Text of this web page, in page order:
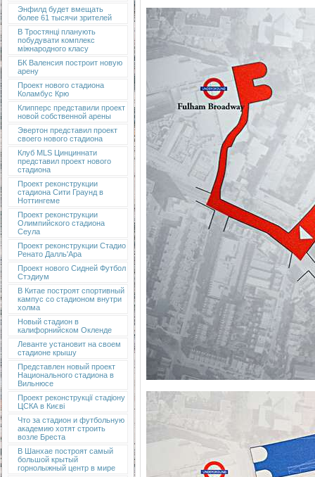
Энфилд будет вмещать
более 61 тысячи зрителей
В Тростянці планують
побудувати комплекс
міжнародного класу
БК Валенсия построит новую
арену
Проект нового стадиона
Коламбус Крю
Клипперс представили проект
новой собственной арены
Эвертон представил проект
своего нового стадиона
Клуб MLS Цинциннати
представил проект нового
стадиона
Проект реконструкции
стадиона Сити Граунд в
Ноттингеме
Проект реконструкции
Олимпийского стадиона
Сеула
Проект реконструкции Стадио
Ренато Далль'Ара
Проект нового Сидней Футбол
Стэдиум
В Китае построят спортивный
кампус со стадионом внутри
холма
Новый стадион в
калифорнийском Окленде
Леванте установит на своем
стадионе крышу
Представлен новый проект
Национального стадиона в
Вильнюсе
Проект реконструкції стадіону
ЦСКА в Києві
Что за стадион и футбольную
академию хотят строить
возле Бреста
В Шанхае построят самый
большой крытый
горнолыжный центр в мире